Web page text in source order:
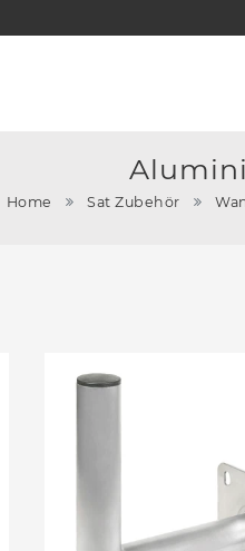
Home Sat Zubehör